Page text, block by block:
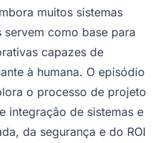
muitos sistemas
como base para
capazes de
à humana. O episódio
o processo de projeto
integração de sistemas e
da segurança e do ROI